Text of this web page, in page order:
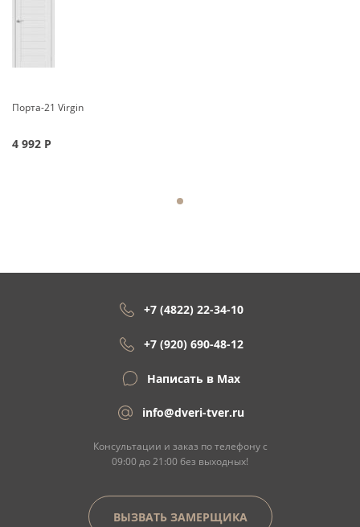
Порта-21 Virgin
4 992 Р
+7 (4822) 22-34-10
+7 (920) 690-48-12
Написать в Max
info@dveri-tver.ru
Консультации и заказ по телефону с
09:00 до 21:00 без выходных!
ВЫЗВАТЬ ЗАМЕРЩИКА